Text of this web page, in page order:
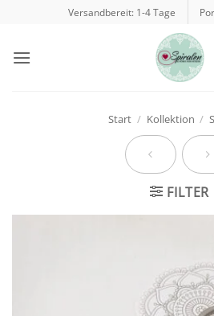
springen
Versandbereit: 1-4 Tage
Start / Kollektion /
FILTER